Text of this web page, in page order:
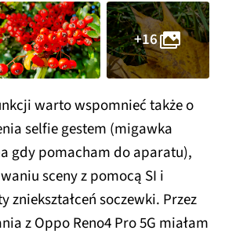
+16
warto wspomnieć także o
selfie gestem (migawka
gdy pomacham do aparatu),
sceny z pomocą SI i
zniekształceń soczewki. Przez
z Oppo Reno4 Pro 5G miałam